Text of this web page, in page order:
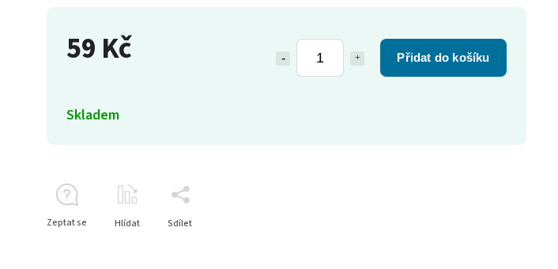
59 Kč Přidat do košíku
Skladem
Zeptat se Hlídat Sdílet